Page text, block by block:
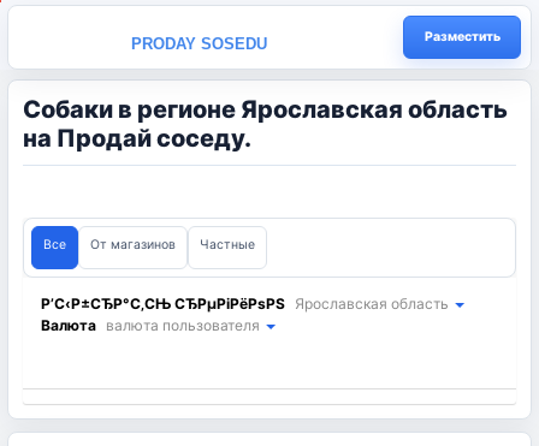
PRODAY SOSEDU Разместить
Собаки в регионе Ярославская область
на Продай соседу.
Все От магазинов Частные
Р’С‹Р±СЂР°С‚СЊ СЂРµРіРёРѕРЅ Ярославская область
Валюта валюта пользователя